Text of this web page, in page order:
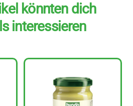
könnten dich
interessieren